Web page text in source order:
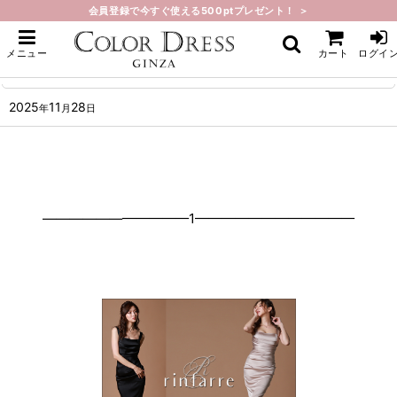
会員登録で今すぐ使える500ptプレゼント！ ＞
メニュー カート ログイ
ホーム > What's New > 人気商品再入荷しました。
人気商品再入荷しました。
2025年11 月 28日
———————————1————————————